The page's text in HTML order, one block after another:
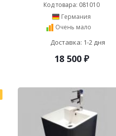
Код товара: 081010
Германия
Очень мало
Доставка: 1-2 дня
18 500₽